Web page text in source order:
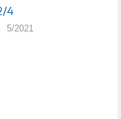
4
5/2021